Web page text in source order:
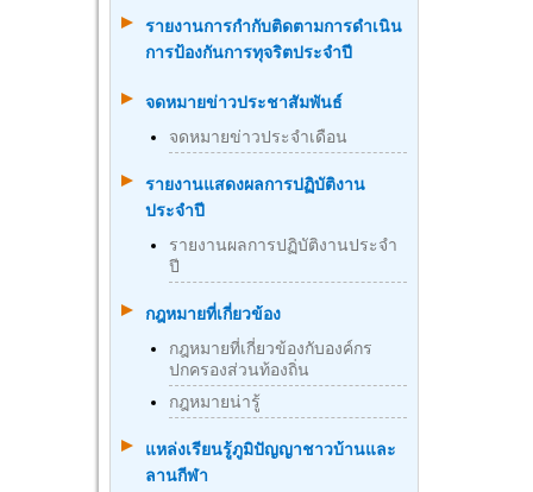
รายงานการกำกับติดตามการดำเนิน
การป้องกันการทุจริตประจำปี
จดหมายข่าวประชาสัมพันธ์
จดหมายข่าวประจำเดือน
รายงานแสดงผลการปฏิบัติงาน
ประจำปี
รายงานผลการปฏิบัติงานประจำ
ปี
กฎหมายที่เกี่ยวข้อง
กฎหมายที่เกี่ยวข้องกับองค์กร
ปกครองส่วนท้องถิ่น
กฎหมายน่ารู้
แหล่งเรียนรู้ภูมิปัญญาชาวบ้านและ
ลานกีฬา